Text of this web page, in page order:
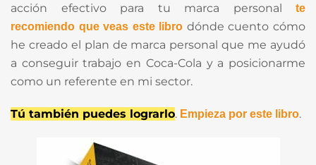
acción efectivo para tu marca personal te
recomiendo que veas este libro dónde cuento cómo
he creado el plan de marca personal que me ayudó
a conseguir trabajo en Coca-Cola y a posicionarme
como un referente en mi sector.
Tú también puedes lograrlo. Empieza por este libro.